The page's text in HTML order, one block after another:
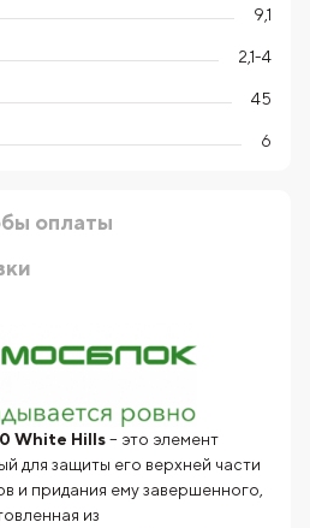
9,1
2,1-4
45
6
оплаты
White Hills– это элемент
для защиты его верхней части
и придания ему завершенного,
из